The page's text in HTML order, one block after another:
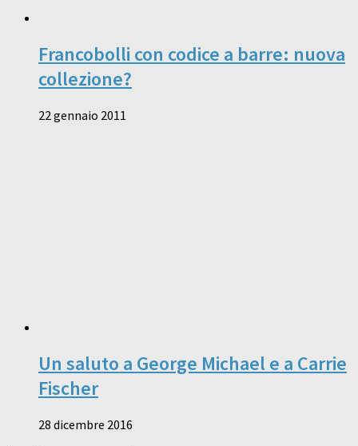
Francobolli con codice a barre: nuova
collezione?
22 gennaio 2011
Un saluto a George Michael e a Carrie
Fischer
28 dicembre 2016